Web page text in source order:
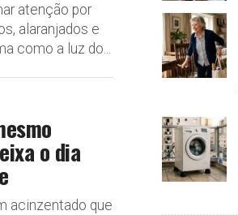
atenção por
alaranjados e
como a luz do...
o dia
acinzentado que